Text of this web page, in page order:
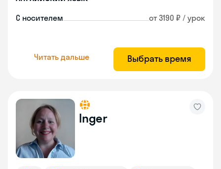
С носителем от 3190 ₽ / урок
Читать дальше Выбрать время
Inger